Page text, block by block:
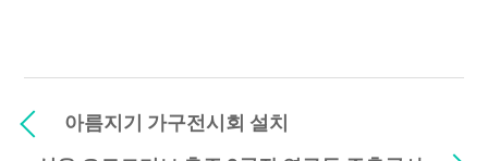
아름지기 가구전시회 설치